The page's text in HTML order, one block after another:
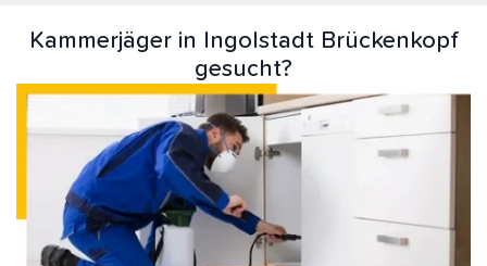
Kammerjäger in Ingolstadt Brückenkopf
gesucht?